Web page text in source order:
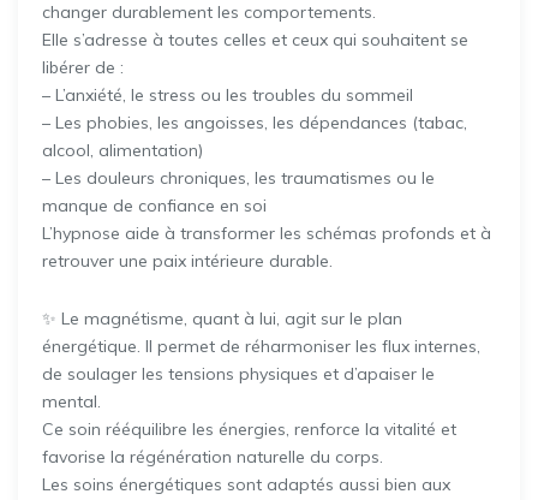
changer durablement les comportements.
Elle s’adresse à toutes celles et ceux qui souhaitent se
libérer de :
– L’anxiété, le stress ou les troubles du sommeil
– Les phobies, les angoisses, les dépendances (tabac,
alcool, alimentation)
– Les douleurs chroniques, les traumatismes ou le
manque de confiance en soi
L’hypnose aide à transformer les schémas profonds et à
retrouver une paix intérieure durable.
✨ Le magnétisme, quant à lui, agit sur le plan
énergétique. Il permet de réharmoniser les flux internes,
de soulager les tensions physiques et d’apaiser le
mental.
Ce soin rééquilibre les énergies, renforce la vitalité et
favorise la régénération naturelle du corps.
Les soins énergétiques sont adaptés aussi bien aux